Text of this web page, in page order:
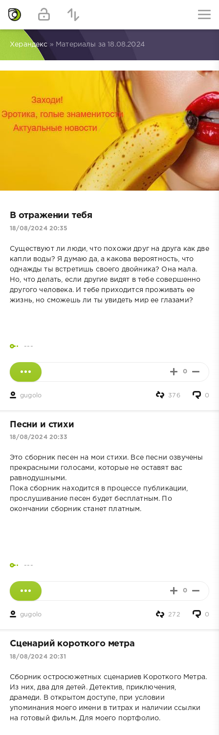
Херандекс » Материалы за 18.08.2024
В отражении тебя
18/08/2024 20:35
Существуют ли люди, что похожи друг на друга как две
капли воды? Я думаю да, а какова вероятность, что
однажды ты встретишь своего двойника? Она мала.
Но, что делать, если другие видят в тебе совершенно
другого человека. И тебе приходится проживать ее
жизнь, но сможешь ли ты увидеть мир ее глазами?
---
0
gugolo 0
376
Песни и стихи
18/08/2024 20:33
Это сборник песен на мои стихи. Все песни озвучены
прекрасными голосами, которые не оставят вас
равнодушными.
Пока сборник находится в процессе публикации,
прослушивание песен будет бесплатным. По
окончании сборник станет платным.
---
0
gugolo 0
272
Сценарий короткого метра
18/08/2024 20:31
Сборник остросюжетных сценариев Короткого Метра.
Из них, два для детей. Детектив, приключения,
драмеди. В открытом доступе, при условии
упоминания моего имени в титрах и наличии ссылки
на готовый фильм. Для моего портфолио.